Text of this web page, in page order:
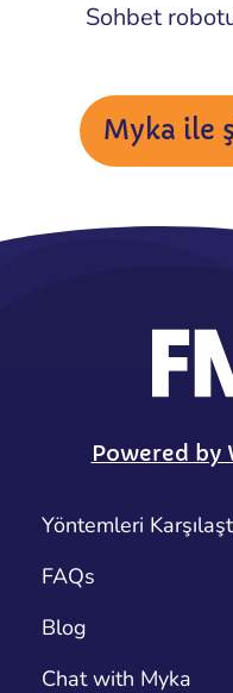
Sohbet
Myka ile
Powered by
Yöntemleri
FAQs
Blog
Chat with Myka